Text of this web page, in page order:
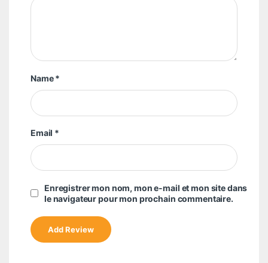
Name*
Email *
Enregistrer mon nom, mon e-mail et mon site dans
le navigateur pour mon prochain commentaire.